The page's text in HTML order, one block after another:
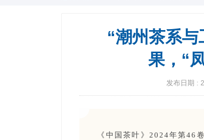
“潮州茶系
果，“
发布日期 :
《中国茶叶》2024年第